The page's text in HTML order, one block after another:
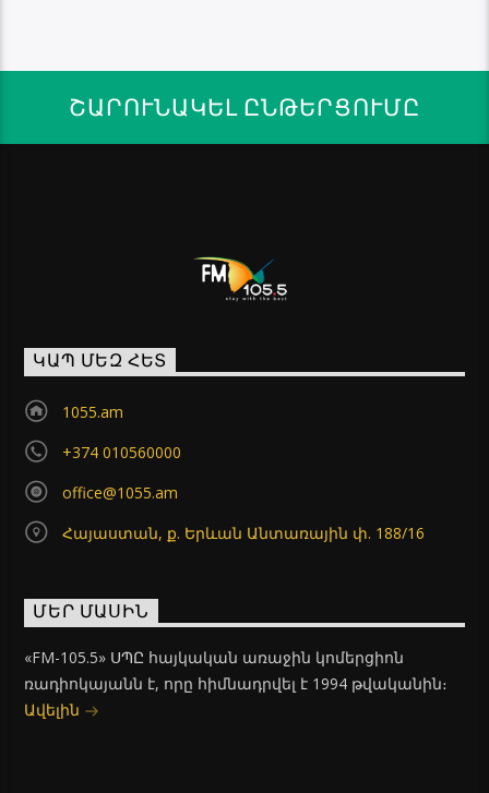
ՇԱՐՈՒՆԱԿԵԼ ԸՆԹԵՐՑՈՒՄԸ
ԿԱՊ ՄԵԶ ՀԵՏ
1055.am
+374 010560000
office@1055.am
Հայաստան, ք. Երևան Անտառային փ. 188/16
ՄԵՐ ՄԱՍԻՆ
«FM-105.5» ՍՊԸ հայկական առաջին կոմերցիոն
ռադիոկայանն է, որը հիմնադրվել է 1994 թվականին։
Ավելին